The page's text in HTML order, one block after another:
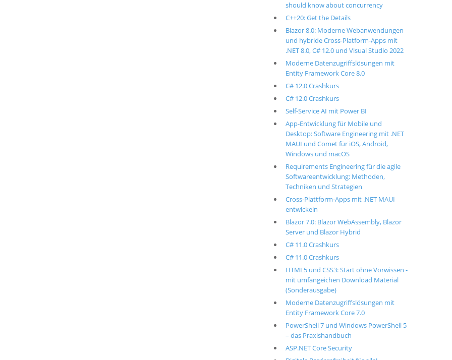
should know about concurrency
C++20: Get the Details
Blazor 8.0: Moderne Webanwendungen
und hybride Cross-Platform-Apps mit
.NET 8.0, C# 12.0 und Visual Studio 2022
Moderne Datenzugriffslösungen mit
Entity Framework Core 8.0
C# 12.0 Crashkurs
C# 12.0 Crashkurs
Self-Service AI mit Power BI
App-Entwicklung für Mobile und
Desktop: Software Engineering mit .NET
MAUI und Comet für iOS, Android,
Windows und macOS
Requirements Engineering für die agile
Softwareentwicklung: Methoden,
Techniken und Strategien
Cross-Plattform-Apps mit .NET MAUI
entwickeln
Blazor 7.0: Blazor WebAssembly, Blazor
Server und Blazor Hybrid
C# 11.0 Crashkurs
C# 11.0 Crashkurs
HTML5 und CSS3: Start ohne Vorwissen -
mit umfangeichen Download Material
(Sonderausgabe)
Moderne Datenzugriffslösungen mit
Entity Framework Core 7.0
PowerShell 7 und Windows PowerShell 5
– das Praxishandbuch
ASP.NET Core Security